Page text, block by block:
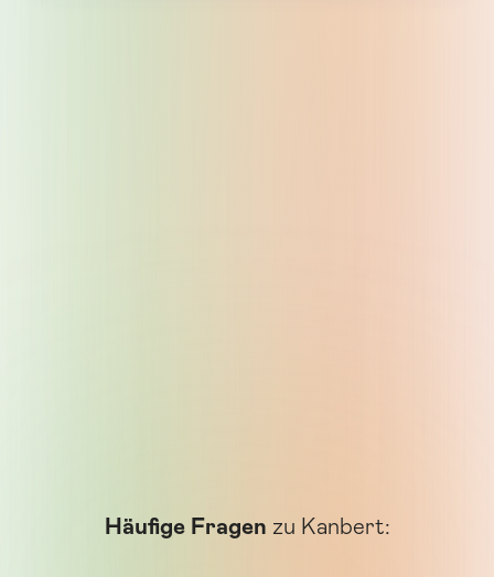
Häufige Fragen zu Kanbert: